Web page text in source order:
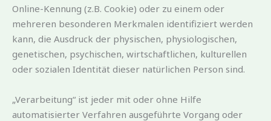
Online-Kennung (z.B. Cookie) oder zu einem oder
mehreren besonderen Merkmalen identifiziert werden
kann, die Ausdruck der physischen, physiologischen,
genetischen, psychischen, wirtschaftlichen, kulturellen
oder sozialen Identität dieser natürlichen Person sind.
„Verarbeitung“ ist jeder mit oder ohne Hilfe
automatisierter Verfahren ausgeführte Vorgang oder